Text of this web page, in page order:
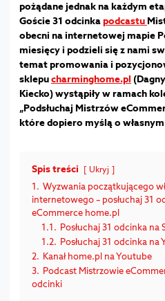
pożądane jednak na każdym
Goście 31 odcinkapodcastu
obecni na internetowej mapie
miesięcy i podzieli się z nami
temat promowania i
sklepucharminghome.pl
Kiecko) wystąpiły w ramach
„Podsłuchaj Mistrzów
które dopiero myślą o
Spis treści Ukryj
1. Wyzwania początkującego
internetowego – posłuchaj 31
eCommerce home.pl
1.1. Posłuchaj 31 odcinka na
1.2. Posłuchaj 31 odcinka na
2. Kanał home.pl na Youtube
3. Podcast Mistrzowie
odcinki